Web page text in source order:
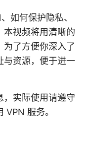
如何保护隐私、
本视频将用清晰的
为了方便你深入了
与资源，便于进一
，实际使用请遵守
VPN 服务。